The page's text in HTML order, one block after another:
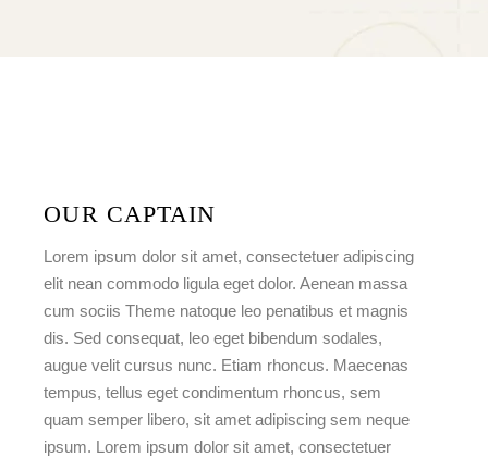
OUR CAPTAIN
Lorem ipsum dolor sit amet, consectetuer adipiscing
elit nean commodo ligula eget dolor. Aenean massa
cum sociis Theme natoque leo penatibus et magnis
dis. Sed consequat, leo eget bibendum sodales,
augue velit cursus nunc. Etiam rhoncus. Maecenas
tempus, tellus eget condimentum rhoncus, sem
quam semper libero, sit amet adipiscing sem neque
ipsum. Lorem ipsum dolor sit amet, consectetuer